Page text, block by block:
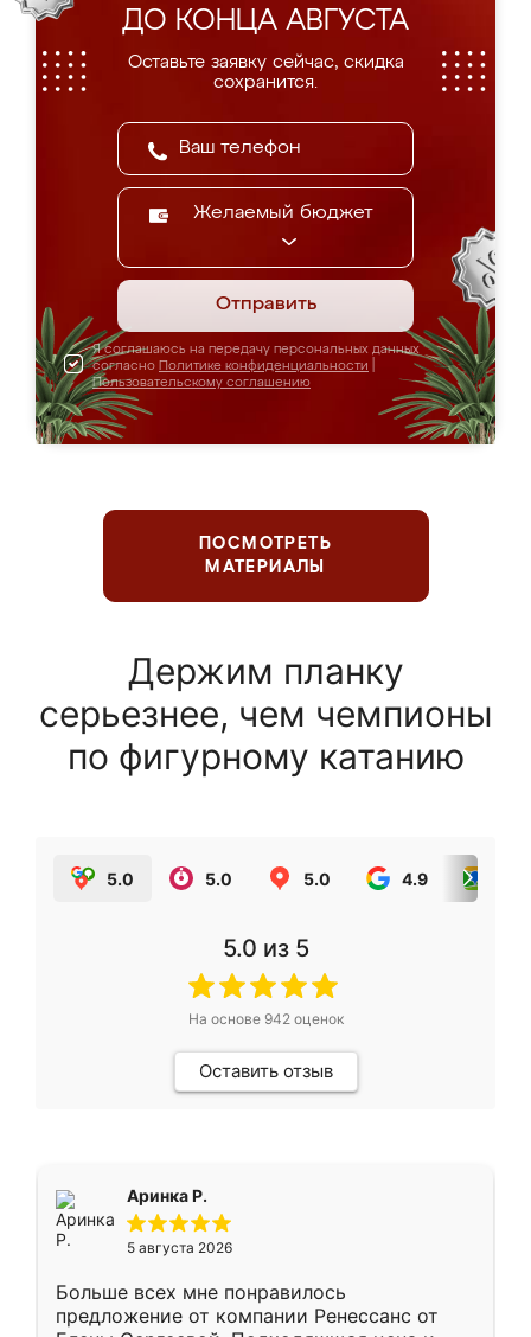
ДО КОНЦА АВГУСТА
Оставьте заявку сейчас, скидка
сохранится.
Желаемый бюджет
Отправить
Я соглашаюсь на передачу персональных данных
согласно Политике конфиденциальности
Пользовательскому соглашению
ПОСМОТРЕТЬ
МАТЕРИАЛЫ
Держим планку
серьезнее, чем чемпионы
по фигурному катанию
5.0 5.0 5.0 4.9
5.0 из 5
На основе 942оценок
Оставить отзыв
Аринка Р.
5 августа 2026
Больше всех мне понравилось
предложение от компании Ренессанс от